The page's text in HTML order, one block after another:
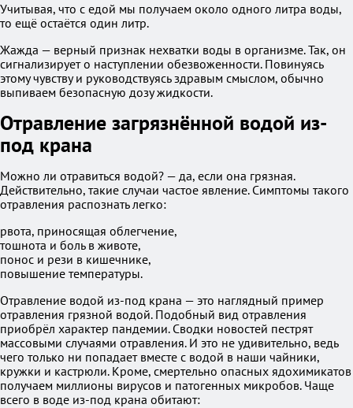
Учитывая, что с едой мы получаем около одного литра воды,
то ещё остаётся один литр.
Жажда — верный признак нехватки воды в организме. Так, он
сигнализирует о наступлении обезвоженности. Повинуясь
этому чувству и руководствуясь здравым смыслом, обычно
выпиваем безопасную дозу жидкости.
Отравление загрязнённой водой из-
под крана
Можно ли отравиться водой? — да, если она грязная.
Действительно, такие случаи частое явление. Симптомы такого
отравления распознать легко:
рвота, приносящая облегчение,
тошнота и боль в животе,
понос и рези в кишечнике,
повышение температуры.
Отравление водой из-под крана — это наглядный пример
отравления грязной водой. Подобный вид отравления
приобрёл характер пандемии. Сводки новостей пестрят
массовыми случаями отравления. И это не удивительно, ведь
чего только ни попадает вместе с водой в наши чайники,
кружки и кастрюли. Кроме, смертельно опасных ядохимикатов
получаем миллионы вирусов и патогенных микробов. Чаще
всего в воде из-под крана обитают: